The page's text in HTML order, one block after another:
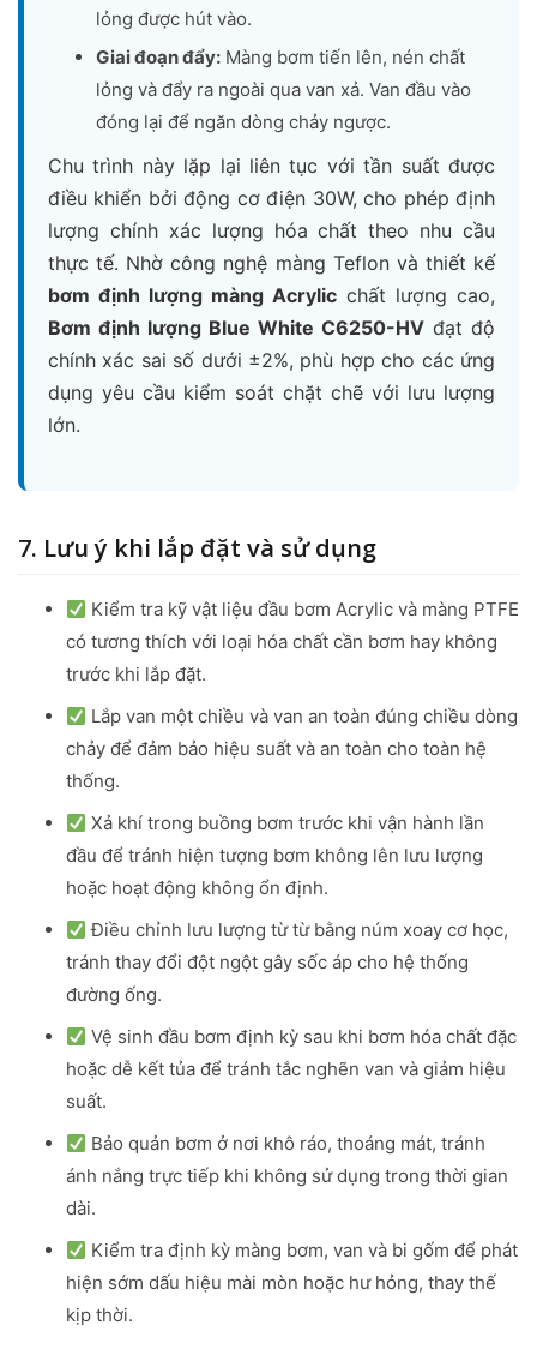
lỏng được hút vào.
Giai đoạn đẩy:Màng bơm tiến lên, nén chất
lỏng và đẩy ra ngoài qua van xả. Van đầu vào
đóng lại để ngăn dòng chảy ngược.
Chu trình này lặp lại liên tục với tần suất được
điều khiển bởi động cơ điện 30W, cho phép định
lượng chính xác lượng hóa chất theo nhu cầu
thực tế. Nhờ công nghệ màng Teflon và thiết kế
bơm định lượng màng Acrylic chất lượng cao,
Bơm định lượng Blue White C6250-HV đạt độ
chính xác sai số dưới ±2%, phù hợp cho các ứng
dụng yêu cầu kiểm soát chặt chẽ với lưu lượng
lớn.
7. Lưu ý khi lắp đặt và sử dụng
Kiểm tra kỹ vật liệu đầu bơm Acrylic và màng PTFE
có tương thích với loại hóa chất cần bơm hay không
trước khi lắp đặt.
Lắp van một chiều và van an toàn đúng chiều dòng
chảy để đảm bảo hiệu suất và an toàn cho toàn hệ
thống.
Xả khí trong buồng bơm trước khi vận hành lần
đầu để tránh hiện tượng bơm không lên lưu lượng
hoặc hoạt động không ổn định.
Điều chỉnh lưu lượng từ từ bằng núm xoay cơ học,
tránh thay đổi đột ngột gây sốc áp cho hệ thống
đường ống.
Vệ sinh đầu bơm định kỳ sau khi bơm hóa chất đặc
hoặc dễ kết tủa để tránh tắc nghẽn van và giảm hiệu
suất.
Bảo quản bơm ở nơi khô ráo, thoáng mát, tránh
ánh nắng trực tiếp khi không sử dụng trong thời gian
dài.
Kiểm tra định kỳ màng bơm, van và bi gốm để phát
hiện sớm dấu hiệu mài mòn hoặc hư hỏng, thay thế
kịp thời.